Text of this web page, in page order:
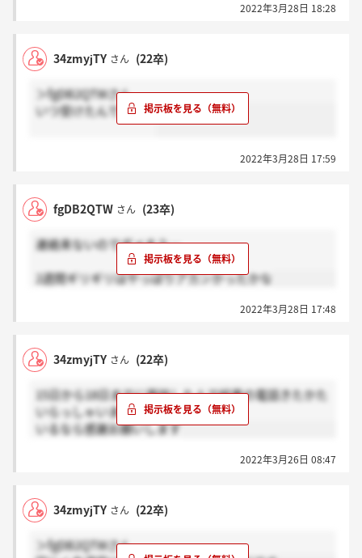
2022年3月28日 18:28
34zmyjTY さん (22卒)
＞fgDB2QTWさん
いつ受けたんですか？
2022年3月28日 17:59
fgDB2QTW さん (23卒)
連絡来ないのでダメそう…
2週間ギリギリはやっぱりアカンかったかな
2022年3月28日 17:48
34zmyjTY さん (22卒)
15日から18日までに面談した人で結果の電話きたかた
いらっしゃいますか？
いるなら感謝お願いします
2022年3月26日 08:47
34zmyjTY さん (22卒)
＞fgDB2QTWさん